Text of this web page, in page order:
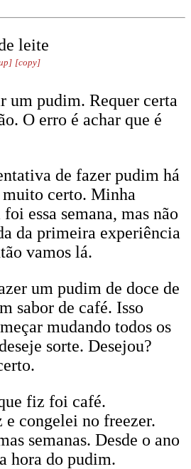
leite
[copy]
um pudim. Requer certa
O erro é achar que é
de fazer pudim há
muito certo. Minha
essa semana, mas não
da primeira experiência
vamos lá.
um pudim de doce de
sabor de café. Isso
mudando todos os
sorte. Desejou?
fiz foi café.
e congelei no freezer.
semanas. Desde o ano
hora do pudim.